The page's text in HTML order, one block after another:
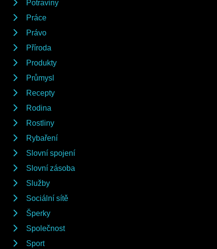
Potraviny
Práce
Právo
Příroda
Produkty
Průmysl
Recepty
Rodina
Rostliny
Rybaření
Slovní spojení
Slovní zásoba
Služby
Sociální sítě
Šperky
Společnost
Sport